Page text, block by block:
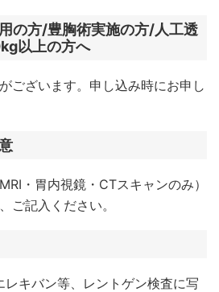
の方/豊胸術実施の方/人工透
以上の方へ
ございます。申し込み時にお申し
・胃内視鏡・CTスキャンのみ）
ご記入ください。
レキバン等、レントゲン検査に写